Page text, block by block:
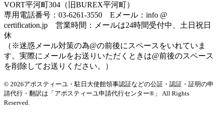
VORT平河町304（旧BUREX平河町）
専用電話番号：03-6261-3550 Eメール：info @
certification.jp 営業時間：メールは24時間受付中、土日祝日
休
（※迷惑メール対策の為@の前後にスペースをいれていま
す。実際にメールをお送りいただくときは@前後のスペース
を削除してお送りください。）
© 2026アポスティーユ・駐日大使館領事認証などの公証・認証・証明の申
請代行・翻訳は「アポスティーユ申請代行センター®」 All Rights
Reserved.